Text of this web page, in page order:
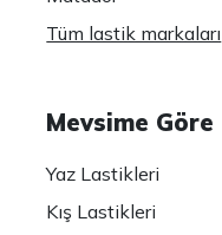
Tüm lastik markaları
Mevsime Göre
Yaz Lastikleri
Kış Lastikleri